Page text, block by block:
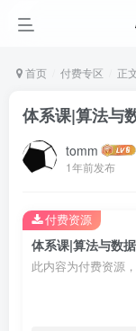
首页 付费专区 正
体系课|算法与
tomm
1年前发布
体系课|算法与数
此内容为付费资源
付费资源